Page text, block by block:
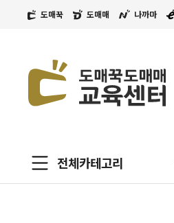
도매꾹 도매매 나까마
전체카테고리